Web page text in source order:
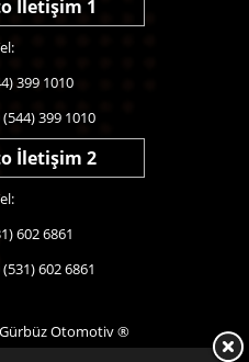
İletişim 1
399 1010
399 1010
İletişim 2
602 6861
602 6861
Otomotiv ®